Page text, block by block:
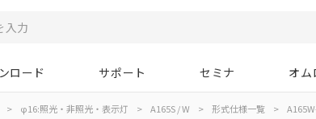
ロード サポート セミナ オム
> φ16:照光・非照光・表示灯 > A165S / W > 形式仕様一覧 >